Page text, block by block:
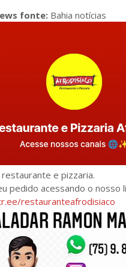
fonte: Bahia notícias
e pizzaria.
pedido acessando o
restauranteafrodisiaco